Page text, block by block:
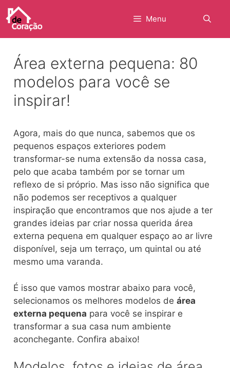
Pular
para
Menu
Área externa pequena: 80
modelos para você se
inspirar!
Agora, mais do que nunca, sabemos que os
pequenos espaços exteriores podem
transformar-se numa extensão da nossa casa,
pelo que acaba também por se tornar um
reflexo de si próprio. Mas isso não significa que
não podemos ser receptivos a qualquer
inspiração que encontramos que nos ajude a ter
grandes ideias par criar nossa querida área
externa pequena em qualquer espaço ao ar livre
disponível, seja um terraço, um quintal ou até
mesmo uma varanda.
É isso que vamos mostrar abaixo para você,
selecionamos os melhores modelos de área
externa pequena para você se inspirar e
transformar a sua casa num ambiente
aconchegante. Confira abaixo!